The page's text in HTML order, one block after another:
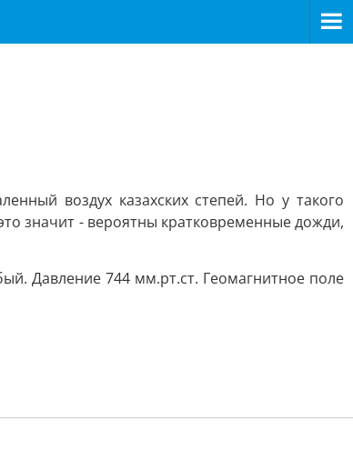
воздух казахских степей. Но у такого
значит - вероятны кратковременные дожди,
Давление 744 мм.рт.ст. Геомагнитное поле